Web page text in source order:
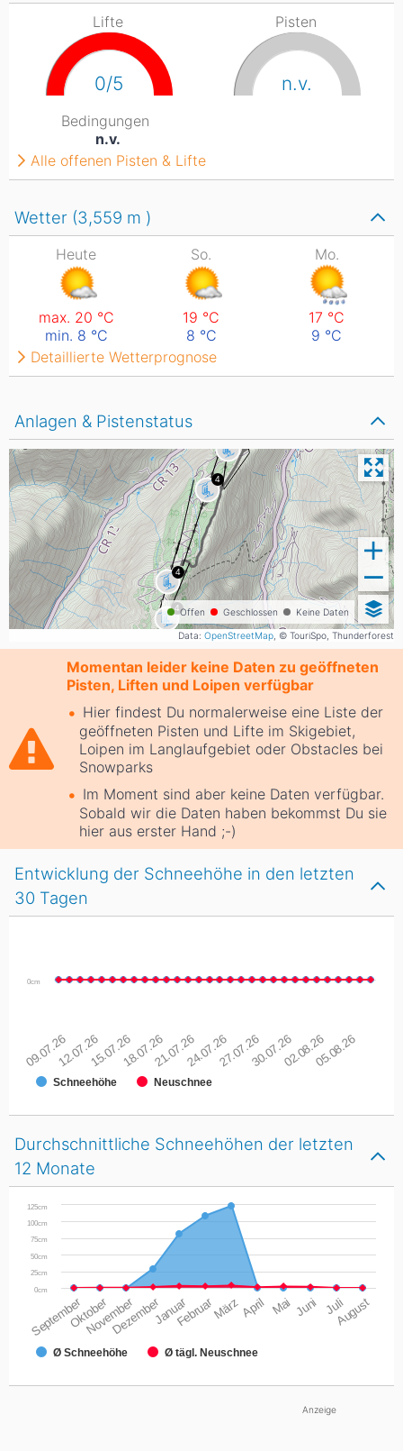
Lifte
0/5
Pisten
n.v.
Bedingungen
n.v.
Alle offenen Pisten & Lifte
Wetter (3,559 m )
Heute
max. 20 °C
min. 8 °C
So.
19 °C
8 °C
Mo.
17 °C
9 °C
Detaillierte Wetterprognose
Anlagen & Pistenstatus
Offen Geschlossen Keine Daten
Data: OpenStreetMap , © TouriSpo, Thunderforest
Momentan leider keine Daten zu geöffneten
Pisten, Liften und Loipen verfügbar
Hier findest Du normalerweise eine Liste der
geöffneten Pisten und Lifte im Skigebiet,
Loipen im Langlaufgebiet oder Obstacles bei
Snowparks
Im Moment sind aber keine Daten verfügbar.
Sobald wir die Daten haben bekommst Du sie
hier aus erster Hand ;-)
Entwicklung der Schneehöhe in den letzten
30 Tagen
Schneehöhe Neuschnee
0cm
09.07.2612.07.2615.07.2618.07.2621.07.2624.07.2627.07.2630.07.2602.08.2605.08.26
Durchschnittliche Schneehöhen der letzten
12 Monate
Ø Schneehöhe Ø tägl. Neuschnee
0cm
25cm
50cm
75cm
100cm
125cm
SeptemberOktober
NovemberDezemberJanuarFebruarMärz April Mai Juni JuliAugust
Anzeige